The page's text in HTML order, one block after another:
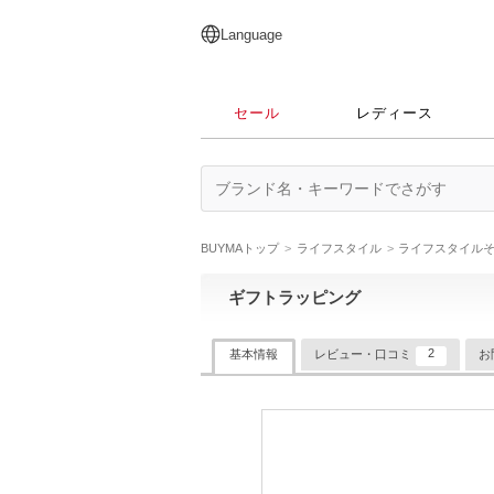
日本語
English
简体中文
繁體中文
Language
セール レディース
BUYMAトップ ライフスタイル ライフスタイル
ギフトラッピング
基本情報 レビュー・口コミ 2 お